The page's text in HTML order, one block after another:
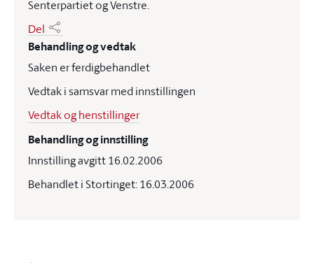
Senterpartiet og Venstre.
Del
Behandling og vedtak
Saken er ferdigbehandlet
Vedtak i samsvar med innstillingen
Vedtak og henstillinger
Behandling og innstilling
Innstilling avgitt 16.02.2006
Behandlet i Stortinget: 16.03.2006